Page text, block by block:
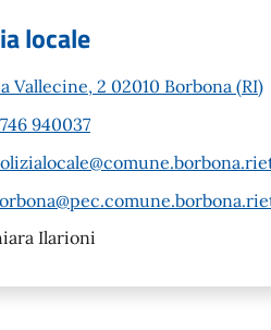
locale
Vallecine, 2 02010 Borbona (RI)
940037
Ilarioni